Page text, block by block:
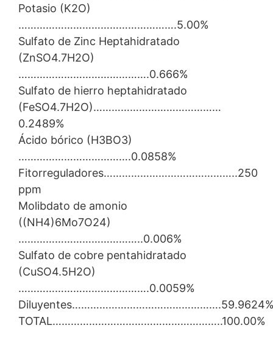
Potasio (K2O)
…………………………………………….5.00%
Sulfato de Zinc Heptahidratado
(ZnSO4.7H2O)
…………………………………….0.666%
Sulfato de hierro heptahidratado
(FeSO4.7H2O)……………………………………
0.2489%
Ácido bórico (H3BO3)
……………………………….0.0858%
Fitorreguladores……………………………………..250
ppm
Molibdato de amonio
((NH4)6Mo7O24)
…………………………………..0.006%
Sulfato de cobre pentahidratado
(CuSO4.5H2O)
…………………………………….0.0059%
TOTAL………………………………………………..100.00%